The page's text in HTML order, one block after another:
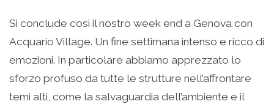
Si conclude così il nostro week end a Genova con
Acquario Village. Un fine settimana intenso e ricco di
emozioni. In particolare abbiamo apprezzato lo
sforzo profuso da tutte le strutture nell’affrontare
temi alti, come la salvaguardia dell’ambiente e il